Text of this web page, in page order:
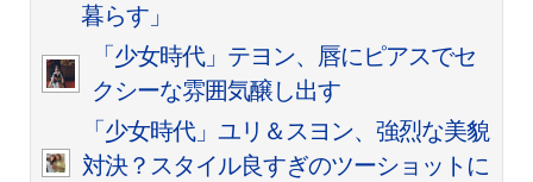
暮らす」
「少女時代」テヨン、唇にピアスでセ
クシーな雰囲気醸し出す
「少女時代」ユリ＆スヨン、強烈な美貌
対決？スタイル良すぎのツーショットに